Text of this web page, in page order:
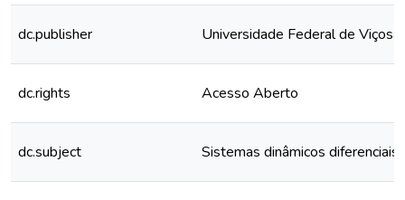
dc.publisher Universidade Federal de Viçosa
dc.rights Acesso Aberto
dc.subject Sistemas dinâmicos diferenciais